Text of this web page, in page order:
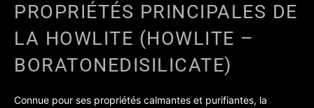
PROPRIÉTÉS PRINCIPALES DE
LA HOWLITE (HOWLITE –
BORATONEDISILICATE)
Connue pour ses propriétés calmantes et purifiantes, la